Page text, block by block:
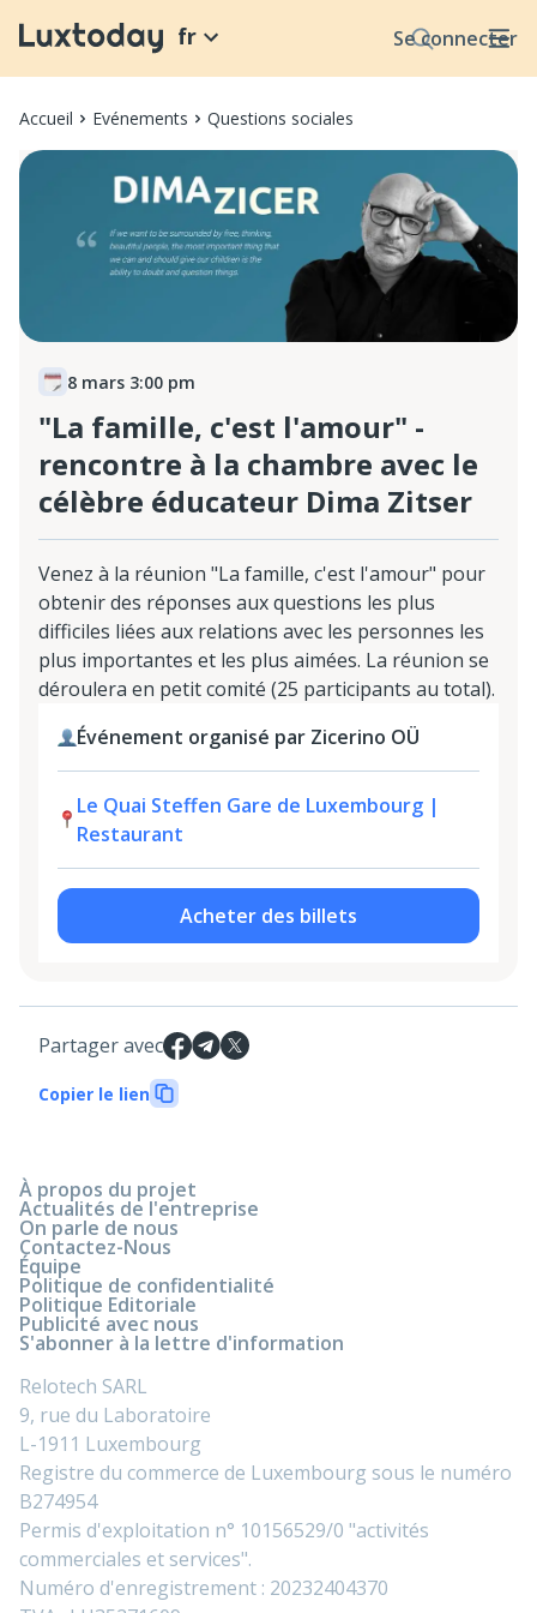
Se connecter
fr
Accueil Evénements Questions sociales
8 mars 3:00 pm
"La famille, c'est l'amour" -
rencontre à la chambre avec le
célèbre éducateur Dima Zitser
Venez à la réunion "La famille, c'est l'amour" pour
obtenir des réponses aux questions les plus
difficiles liées aux relations avec les personnes les
plus importantes et les plus aimées. La réunion se
déroulera en petit comité (25 participants au total).
Événement organisé par Zicerino OÜ
Le Quai Steffen Gare de Luxembourg |
Restaurant
Acheter des billets
Partager avec
Copier le lien
À propos du projet
Actualités de l'entreprise
On parle de nous
Contactez-Nous
Équipe
Politique de confidentialité
Politique Editoriale
Publicité avec nous
S'abonner à la lettre d'information
Relotech SARL
9, rue du Laboratoire
L-1911 Luxembourg
Registre du commerce de Luxembourg sous le numéro
B274954
Permis d'exploitation n° 10156529/0 "activités
commerciales et services".
Numéro d'enregistrement : 20232404370